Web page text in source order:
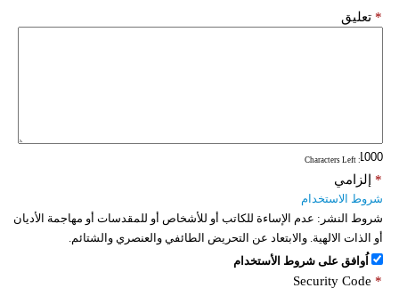
تعليق *
: Characters Left
إلزامي *
شروط الاستخدام
شروط النشر: عدم الإساءة للكاتب أو للأشخاص أو للمقدسات أو مهاجمة الأديان
أو الذات الالهية. والابتعاد عن التحريض الطائفي والعنصري والشتائم.
اُوافق على شروط الأستخدام
Security Code *